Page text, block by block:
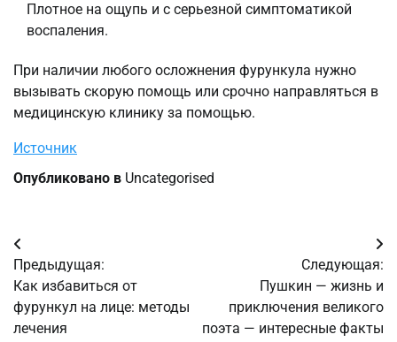
Плотное на ощупь и с серьезной симптоматикой
воспаления.
При наличии любого осложнения фурункула нужно
вызывать скорую помощь или срочно направляться в
медицинскую клинику за помощью.
Источник
Опубликовано в Uncategorised
Навигация
по
записям
Предыдущая:
Как избавиться от
фурункул на лице: методы
лечения
Следующая:
Пушкин — жизнь и
приключения великого
поэта — интересные факты